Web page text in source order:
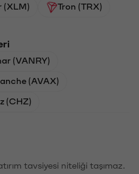
(XLM) Tron (TRX)
(VANRY)
(AVAX)
(CHZ)
tavsiyesi niteliği taşımaz.